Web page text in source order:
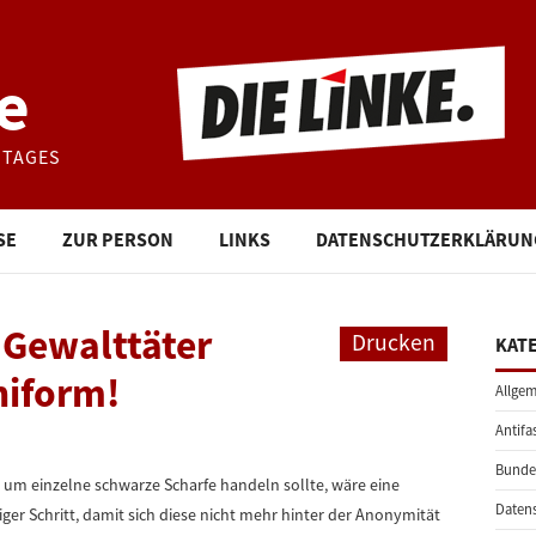
ZUR PERSON LINKS
Drucken
einzelne schwarze Scharfe handeln sollte, wäre eine
Schritt, damit sich diese nicht mehr hinter der Anonymität